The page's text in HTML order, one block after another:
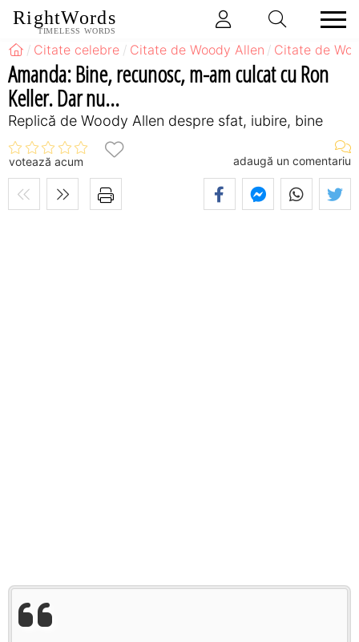
RightWords
TIMELESS WORDS
Citate celebre Citate de Woody Allen Citate de
Amanda: Bine, recunosc, m-am culcat cu Ron
Keller. Dar nu...
Replică de Woody Allen despre sfat, iubire, bine
votează acum adaugă un comentariu